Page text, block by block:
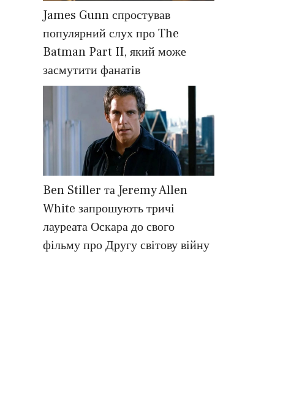
James Gunn спростував
популярний слух про The
Batman Part II, який може
засмутити фанатів
Ben Stiller та Jeremy Allen
White запрошують тричі
лауреата Оскара до свого
фільму про Другу світову війну